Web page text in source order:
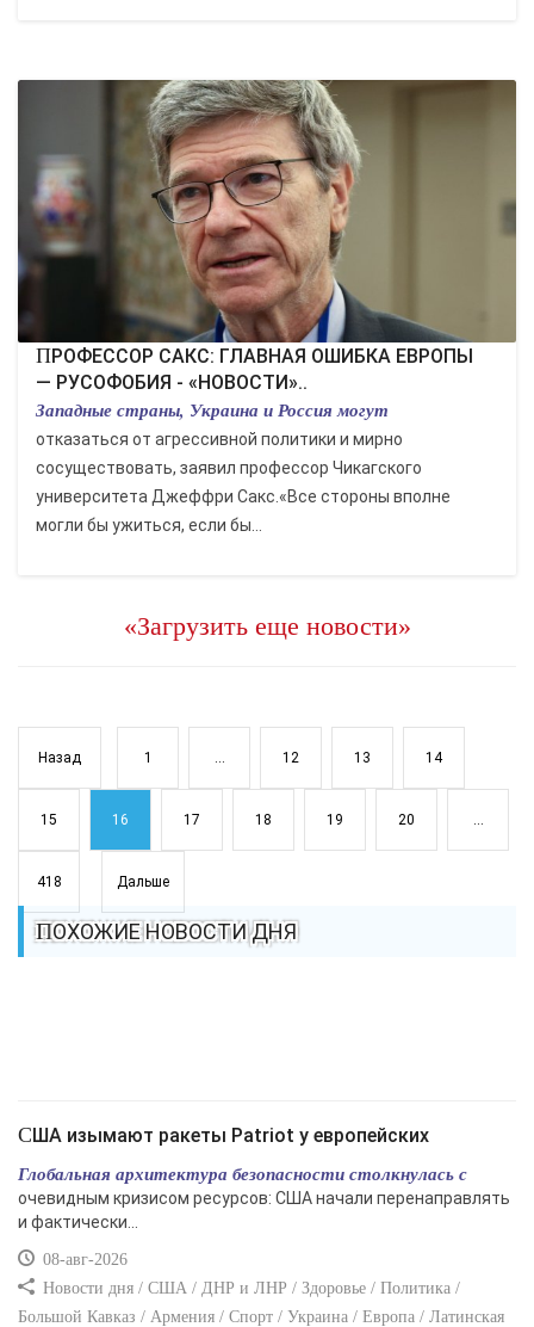
ПРОФЕССОР САКС: ГЛАВНАЯ ОШИБКА ЕВРОПЫ
— РУСОФОБИЯ - «НОВОСТИ»..
Западные страны, Украина и Россия могут
отказаться от агрессивной политики и мирно
сосуществовать, заявил профессор Чикагского
университета Джеффри Сакс.«Все стороны вполне
могли бы ужиться, если бы...
«Загрузить еще новости»
Назад 1 ... 12 13 14
15 16 17 18 19 20 ...
418 Дальше
ПОХОЖИЕ НОВОСТИ ДНЯ
США изымают ракеты Patriot у европейских
Глобальная архитектура безопасности столкнулась с
очевидным кризисом ресурсов: США начали перенаправлять
и фактически...
08-авг-2026
Новости дня / США / ДНР и ЛНР / Здоровье / Политика /
Большой Кавказ / Армения / Спорт / Украина / Европа / Латинская